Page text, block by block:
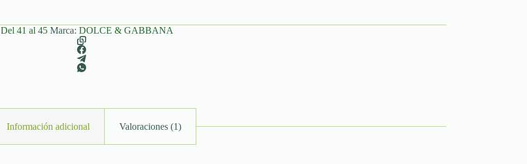
Del 41 al 45 Marca: DOLCE & GABBANA
Información adicional Valoraciones (1)